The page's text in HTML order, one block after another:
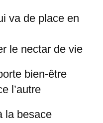
va de place en
le nectar de vie
bien-être
l’autre
la besace